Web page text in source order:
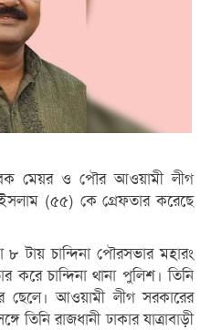
মেয়র ও পৌর আওয়ামী লীগ
(৫৫) কে গ্রেফতার করেছে
টায় চান্দিনা পৌরসভার মহারং
করে চান্দিনা থানা পুলিশ। তিনি
ছেলে। আওয়ামী লীগ সরকারের
তিনি রাজধানী ঢাকার যাত্রাবাড়ী